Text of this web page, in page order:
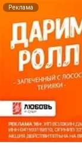
Реклама